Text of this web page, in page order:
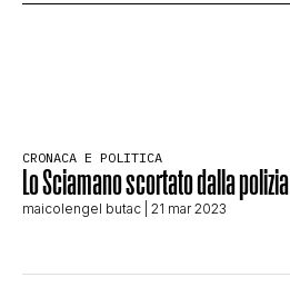
SCIENZA E TECNOLOGIA
CRONACA E POLITICA
Lo Sciamano scortato dalla polizia
maicolengel butac | 21 mar 2023